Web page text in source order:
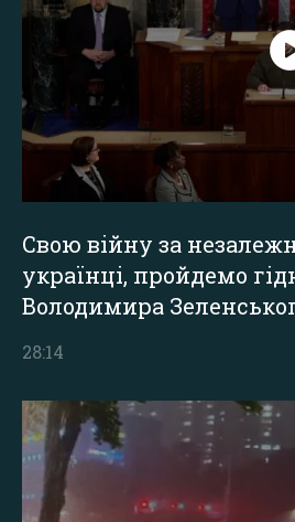
Свою війну за
українці, пройдемо
Володимира
28:14